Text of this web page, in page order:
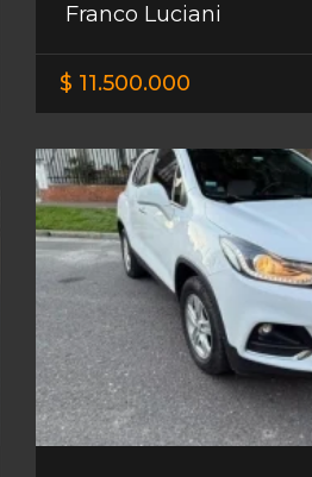
Franco Luciani
$ 11.500.000